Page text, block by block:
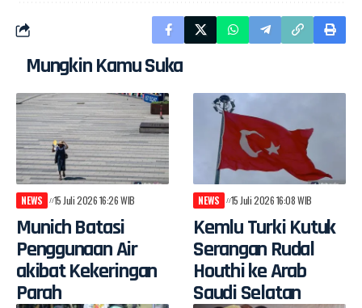
Mungkin Kamu Suka
NEWS 15 Juli 2026 16:26 WIB
Munich Batasi
Penggunaan Air
akibat Kekeringan
Parah
NEWS 15 Juli 2026 16:08 WIB
Kemlu Turki Kutuk
Serangan Rudal
Houthi ke Arab
Saudi Selatan